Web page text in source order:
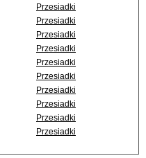
Przesiadki
Przesiadki
Przesiadki
Przesiadki
Przesiadki
Przesiadki
Przesiadki
Przesiadki
Przesiadki
Przesiadki